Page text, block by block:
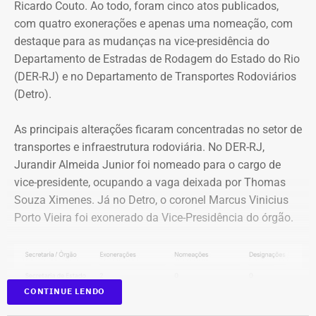
Os jurados entenderam que o réu se aproveitou da
vulnerabilidade da vítima para induzi-la a atentar contra a
própria vida.
Uma das crianças precisou ser
especializado após mudança de
comportamento
As investigações tiveram início após uma das crianças,
vítima do ex-padre, apresentar mudanças de
equipe multidisciplinar apontou que os sintomas eram
consequência das violências sofridas.
Ricardo Couto. Ao todo, foram cinco atos publicados,
com quatro exonerações e apenas uma nomeação, com
destaque para as mudanças na vice-presidência do
Departamento de Estradas de Rodagem do Estado do Rio
(DER-RJ) e no Departamento de Transportes Rodoviários
(Detro).
As principais alterações ficaram concentradas no setor de
transportes e infraestrutura rodoviária. No DER-RJ,
Jurandir Almeida Junior foi nomeado para o cargo de
vice-presidente, ocupando a vaga deixada por Thomas
Souza Ximenes. Já no Detro, o coronel Marcus Vinicius
Porto Vieira foi exonerado da Vice-Presidência do órgão.
CONTINUE LENDO